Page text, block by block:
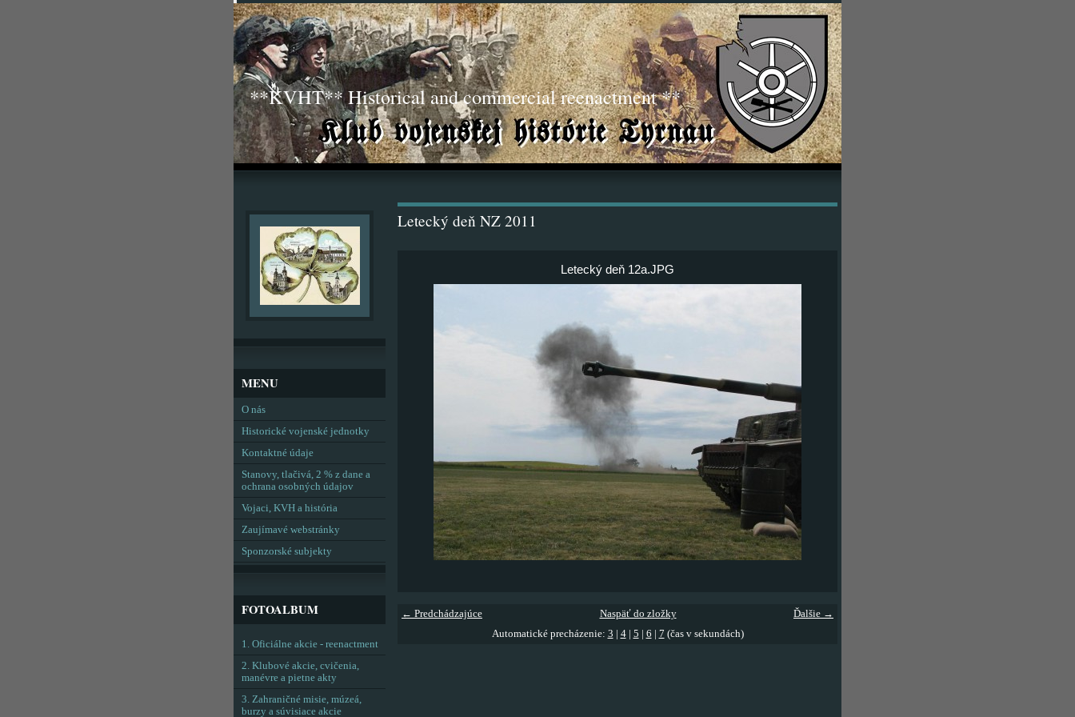
**KVHT** Historical and commercial reenactment **
Letecký deň NZ 2011
Letecký deň 12a.JPG
← Predchádzajúce Ďalšie →
Naspäť do zložky
Automatické precházenie: 3 4| 5 6 7 (čas v sekundách)
MENU
O nás
Historické vojenské jednotky
Kontaktné údaje
Stanovy, tlačivá, 2 % z dane a
ochrana osobných údajov
Vojaci, KVH a história
Zaujímavé webstránky
Sponzorské subjekty
FOTOALBUM
1. Oficiálne akcie - reenactment
2. Klubové akcie, cvičenia,
manévre a pietne akty
3. Zahraničné misie, múzeá,
burzy a súvisiace akcie